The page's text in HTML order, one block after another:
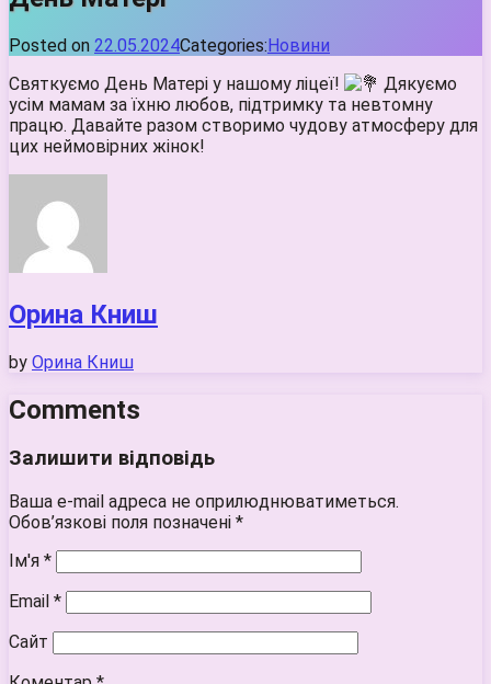
Posted on 22.05.2024Categories:Новини
Святкуємо День Матері у нашому ліцеї!
Дякуємо
усім мамам за їхню любов, підтримку та невтомну
працю. Давайте разом створимо чудову атмосферу для
цих неймовірних жінок!
Орина Книш
by Орина Книш
Comments
Залишити відповідь
Ваша e-mail адреса не оприлюднюватиметься.
Обов’язкові поля позначені *
Ім'я *
Email *
Сайт